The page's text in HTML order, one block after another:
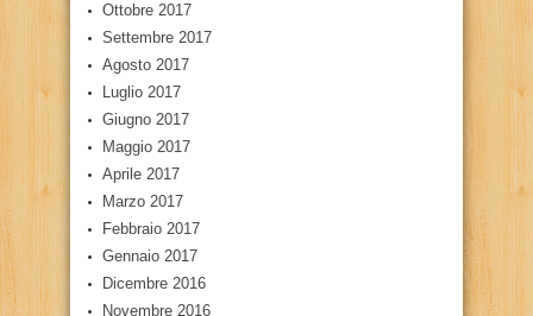
Ottobre 2017
Settembre 2017
Agosto 2017
Luglio 2017
Giugno 2017
Maggio 2017
Aprile 2017
Marzo 2017
Febbraio 2017
Gennaio 2017
Dicembre 2016
Novembre 2016